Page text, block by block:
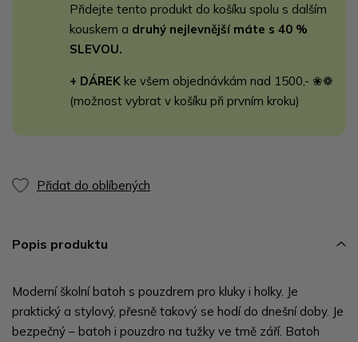
Přidejte tento produkt do košíku spolu s dalším
kouskem a druhý nejlevnější máte s 40 %
SLEVOU.
+ DÁREK ke všem objednávkám nad 1500,- ❀❁
(možnost vybrat v košíku při prvním kroku)
Přidat do oblíbených
Popis produktu
Moderní školní batoh s pouzdrem pro kluky i holky. Je
praktický a stylový, přesně takový se hodí do dnešní doby. Je
bezpečný – batoh i pouzdro na tužky ve tmě září. Batoh